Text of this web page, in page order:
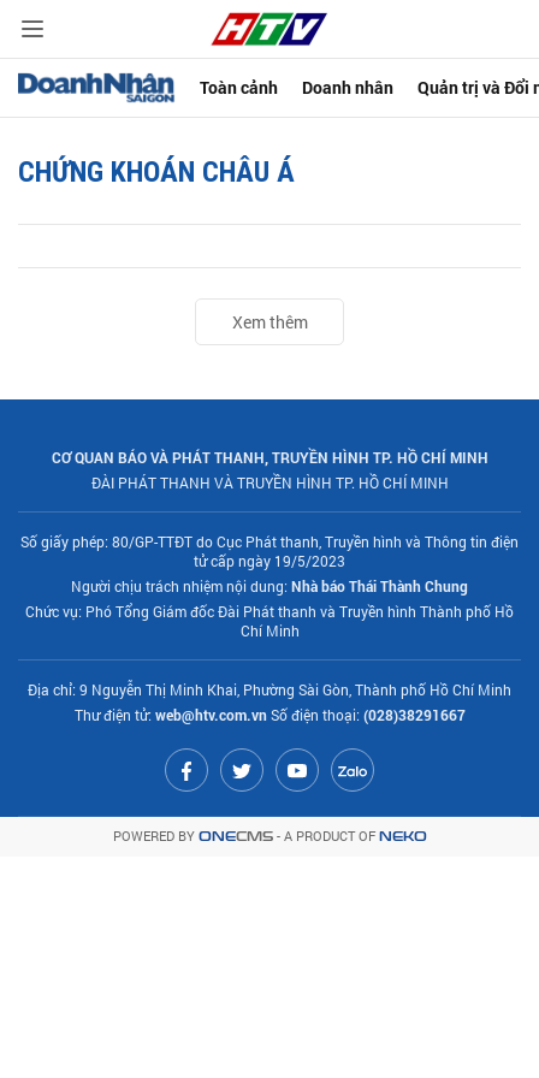
Toàn cảnh Doanh nhân Quản trị và Đổi
CHỨNG KHOÁN CHÂU Á
Xem thêm
CƠ QUAN BÁO VÀ PHÁT THANH, TRUYỀN HÌNH TP. HỒ CHÍ MINH
ĐÀI PHÁT THANH VÀ TRUYỀN HÌNH TP. HỒ CHÍ MINH
Số giấy phép: 80/GP-TTĐT do Cục Phát thanh, Truyền hình và Thông tin điện
tử cấp ngày 19/5/2023
Người chịu trách nhiệm nội dung: Nhà báo Thái Thành Chung
Chức vụ: Phó Tổng Giám đốc Đài Phát thanh và Truyền hình Thành phố Hồ
Chí Minh
Địa chỉ: 9 Nguyễn Thị Minh Khai, Phường Sài Gòn, Thành phố Hồ Chí Minh
Thư điện tử: web@htv.com.vnSố điện thoại: (028)38291667
POWERED BY ONECMS- A PRODUCT OF NEKO